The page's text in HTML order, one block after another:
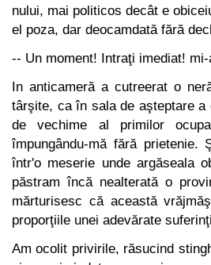
nului, mai politicos decât e
el poza, dar deocamdată fără
-- Un moment! Intraţi imediat!
In anticameră a cutreerat o
târşite, ca în sala de aşteptare
de ve­chime al primilor
împungându-mă fără
într'o meserie unde argăseala
păstram încă nealterată o
mărturisesc că această
proporţiile unei adevărate
Am ocolit privirile, răsucind